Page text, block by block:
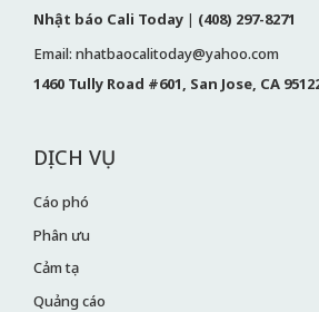
Nhật báo Cali Today | (408) 297-8271
Email: nhatbaocalitoday@yahoo.com
1460 Tully Road #601, San Jose, CA
DỊCH VỤ
Cáo phó
Phân ưu
Cảm tạ
Quảng cáo